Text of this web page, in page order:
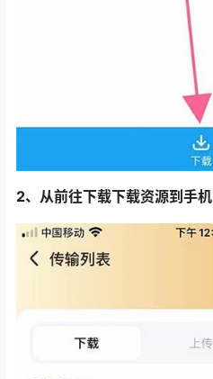
2、从前往下载下载资源到手机